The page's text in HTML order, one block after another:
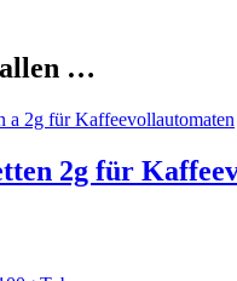
…
2g für